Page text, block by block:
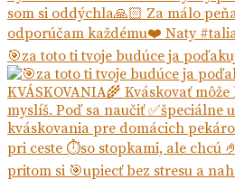
🎯za toto ti tvoje budúce ja